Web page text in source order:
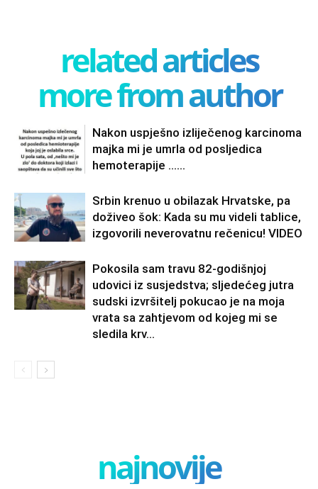
related articles
more from author
Nakon uspješno izliječenog karcinoma
majka mi je umrla od posljedica
hemoterapije ……
Srbin krenuo u obilazak Hrvatske, pa
doživeo šok: Kada su mu videli tablice,
izgovorili neverovatnu rečenicu! VIDEO
Pokosila sam travu 82-godišnjoj
udovici iz susjedstva; sljedećeg jutra
sudski izvršitelj pokucao je na moja
vrata sa zahtjevom od kojeg mi se
sledila krv...
najnovije